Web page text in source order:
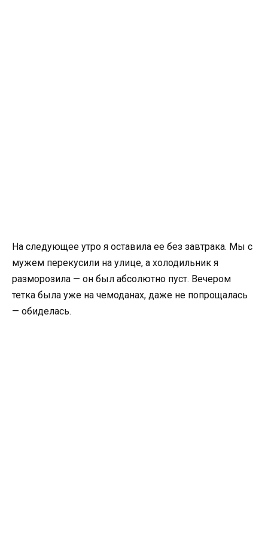
На следующее утро я оставила ее без завтрака. Мы с
мужем перекусили на улице, а холодильник я
разморозила — он был абсолютно пуст. Вечером
тетка была уже на чемоданах, даже не попрощалась
— обиделась.